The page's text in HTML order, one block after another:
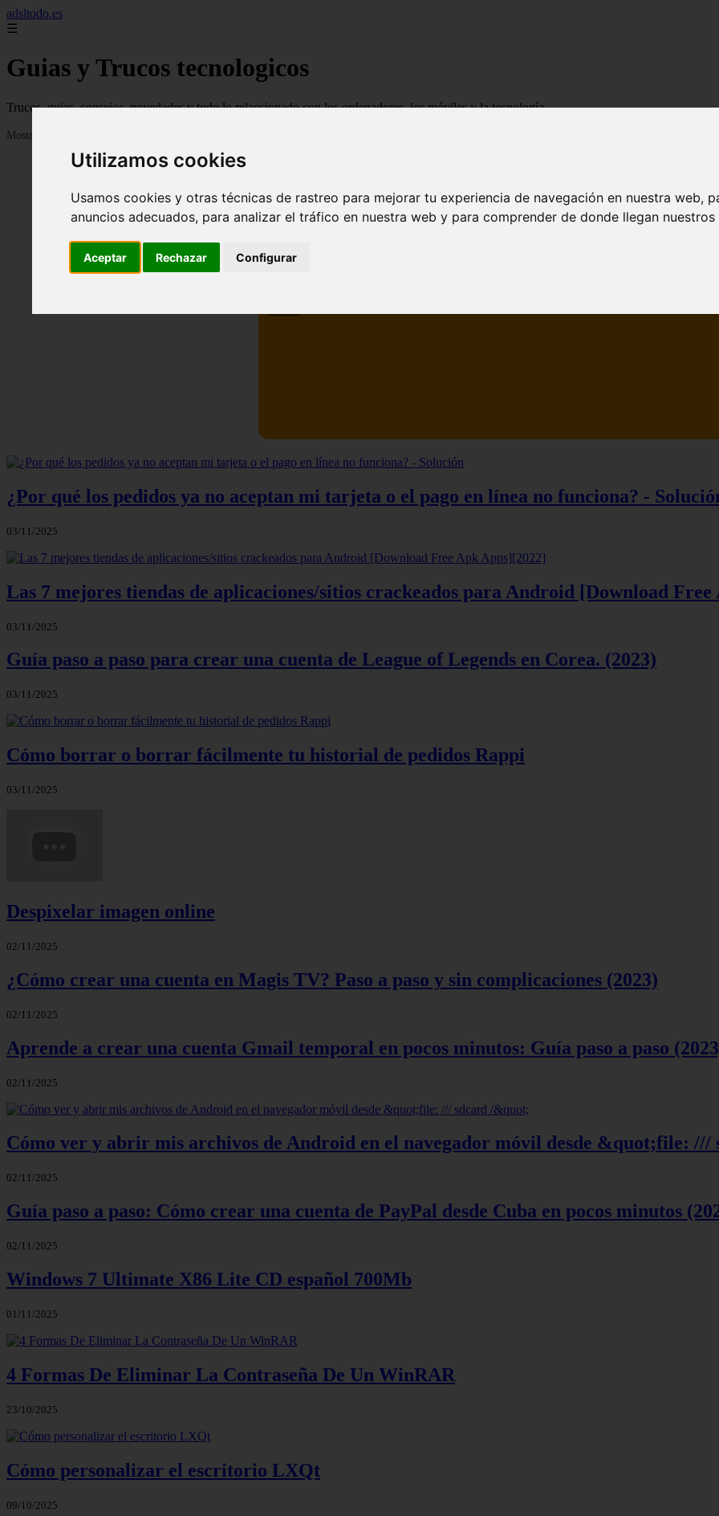
Utilizamos cookies
Usamos cookies y otras técnicas de rastreo para mejorar tu experiencia de navegación en nuestra web,
anuncios adecuados, para analizar el tráfico en nuestra web y para comprender de donde llegan
Aceptar Rechazar Configurar
adsltodo.es
☰
Guias y Trucos tecnologicos
Trucos, guias, consejos, novedades y todo lo relaccionado con los ordenadores, los móviles y la tecnología
Mostrando 1 - 24 de 148 artículos
¿Por qué los pedidos ya no aceptan mi tarjeta o el pago en línea no funciona? -
03/11/2025
Las 7 mejores tiendas de aplicaciones/sitios crackeados para Android [Download
03/11/2025
Guía paso a paso para crear una cuenta de League of Legends en Corea. (2023)
03/11/2025
Cómo borrar o borrar fácilmente tu historial de pedidos Rappi
03/11/2025
Despixelar imagen online
02/11/2025
¿Cómo crear una cuenta en Magis TV? Paso a paso y sin complicaciones (2023)
02/11/2025
Aprende a crear una cuenta Gmail temporal en pocos minutos: Guía paso a paso
02/11/2025
Cómo ver y abrir mis archivos de Android en el navegador móvil desde &quot;file:
02/11/2025
Guía paso a paso: Cómo crear una cuenta de PayPal desde Cuba en pocos minutos
02/11/2025
Windows 7 Ultimate X86 Lite CD español 700Mb
01/11/2025
4 Formas De Eliminar La Contraseña De Un WinRAR
23/10/2025
Cómo personalizar el escritorio LXQt
09/10/2025